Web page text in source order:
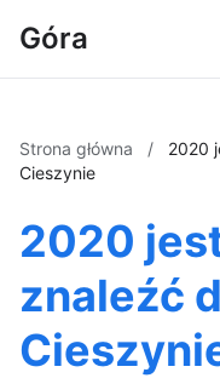
Góra
Strona główna /
2020
Cieszynie
2020
znaleźć